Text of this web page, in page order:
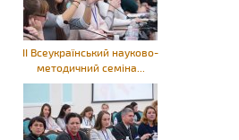
ІІ Всеукраїнський науково-
методичний семіна...